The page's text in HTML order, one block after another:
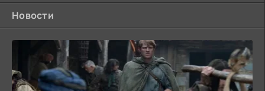
Новости